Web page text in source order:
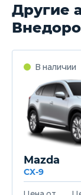
Другие
Mazda
CX-9